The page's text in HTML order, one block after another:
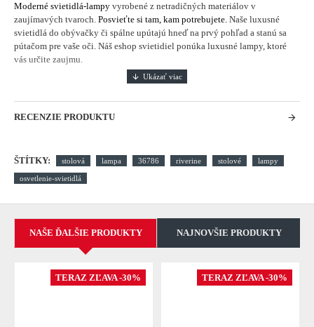
Moderné svietidlá-lampy vyrobené z netradičných materiálov v
zaujímavých tvaroch. Posvieťte si tam, kam potrebujete. Naše luxusné
svietidlá do obývačky či spálne upútajú hneď na prvý pohľad a stanú sa
pútačom pre vaše oči. Náš eshop svietidiel ponúka luxusné lampy, ktoré
vás určite zaujmu.
RECENZIE PRODUKTU
ŠTÍTKY: stolová lampa 36786 riverine stolové lampy
osvetlenie-svietidlá
NAŠE ĎALŠIE PRODUKTY NAJNOVŠIE PRODUKTY
TERAZ ZĽAVA -30% TERAZ ZĽAVA -30%